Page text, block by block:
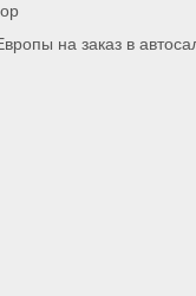
на заказ в